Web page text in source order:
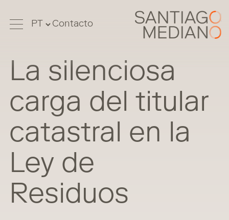
Contacto
La silenciosa
carga del titular
catastral en la
Ley de
Residuos